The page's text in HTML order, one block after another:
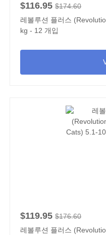
$116.95 $174.60
레볼루션 플러스
kg - 12 개입
$119.95 $176.60
레볼루션 플러스